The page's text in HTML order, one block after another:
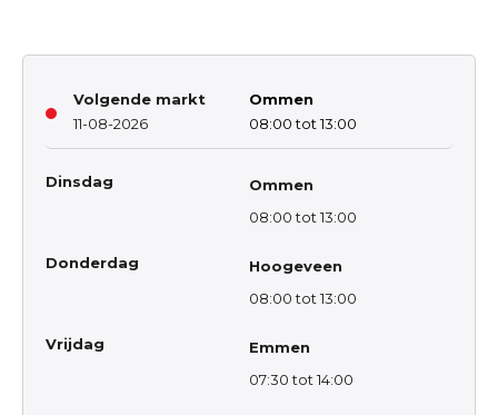
Volgende markt
11-08-2026
Ommen
08:00 tot 13:00
Dinsdag
Ommen
08:00 tot 13:00
Donderdag
Hoogeveen
08:00 tot 13:00
Vrijdag
Emmen
07:30 tot 14:00